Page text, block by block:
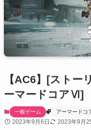
【AC6】[ストー
ーマードコアⅥ]
一般ゲーム アーマードコ
2023年9月6日 2023年9月